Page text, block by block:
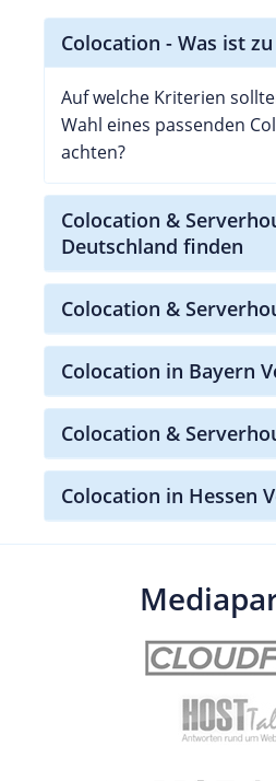
Colocation - Was ist
Auf welche Kriterien
Wahl eines passenden
achten?
Colocation &
Deutschland finden
Colocation &
Colocation in Bayern
Colocation &
Colocation in Hessen